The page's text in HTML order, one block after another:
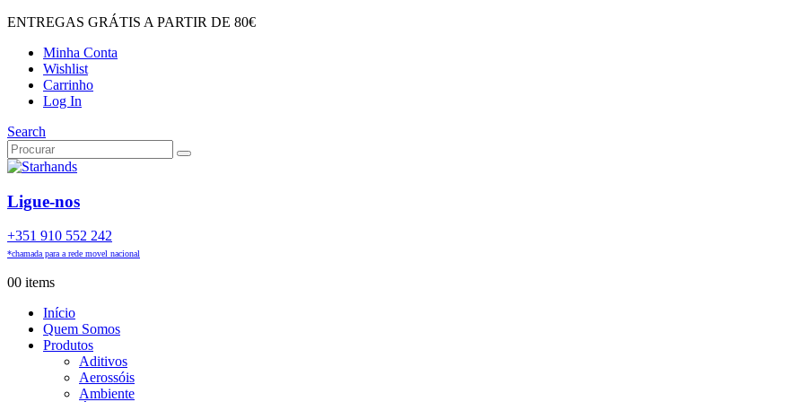
ENTREGAS GRÁTIS A PARTIR DE 80€
Minha Conta
Wishlist
Carrinho
Log In
Search
Ligue-nos
+351 910 552 242
*chamada para a rede movel nacional
00 items
Início
Quem Somos
Produtos
Aditivos
Aerossóis
Ambiente